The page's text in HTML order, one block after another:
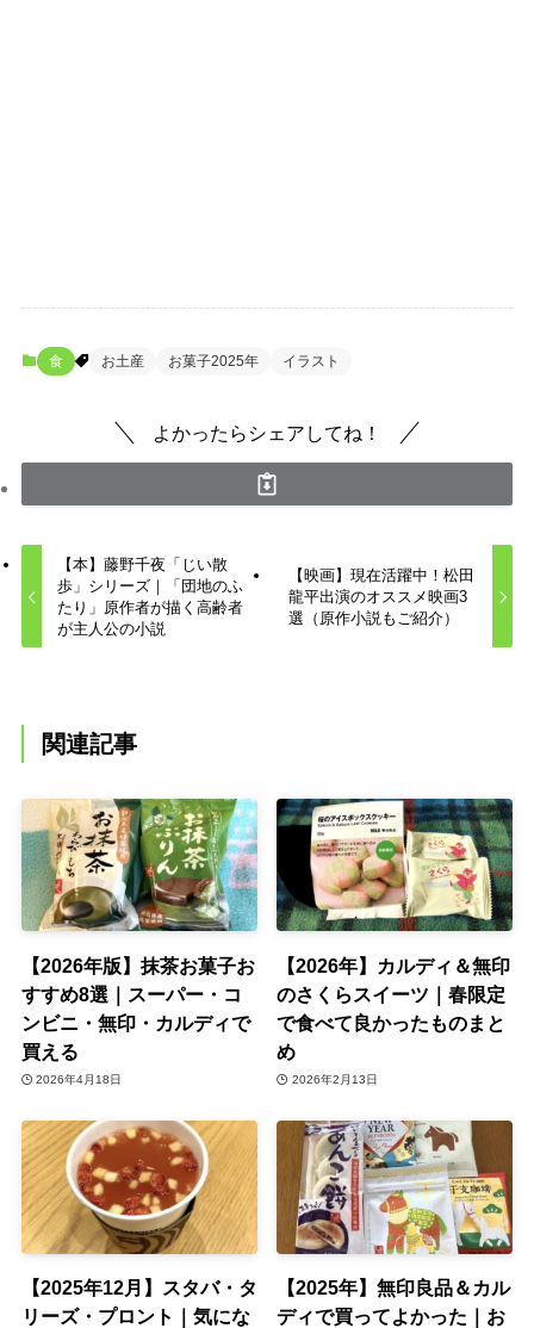
食 お土産 お菓子2025年 イラスト
よかったらシェアしてね！
【本】藤野千夜「じい散
歩」シリーズ｜「団地のふ
たり」原作者が描く高齢者
が主人公の小説
【映画】現在活躍中！松田
龍平出演のオススメ映画3
選（原作小説もご紹介）
関連記事
【2026年版】抹茶お菓子お
すすめ8選｜スーパー・コ
ンビニ・無印・カルディで
買える
2026年4月18日
【2026年】カルディ＆無印
のさくらスイーツ｜春限定
で食べて良かったものまと
め
2026年2月13日
【2025年12月】スタバ・タ
リーズ・プロント｜気にな
【2025年】無印良品＆カル
ディで買ってよかった｜お